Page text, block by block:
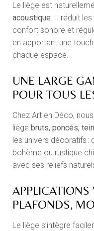
Le liège est
acoustique. Il réduit
confort sonore et
en apportant une
chaque espace.
UNE LARGE
POUR TOUS
Chez Art en Déco,
liège bruts, poncés,
les univers décoratifs :
bohème ou rustique
avec ses reliefs
APPLICATIONS
PLAFONDS,
Le liège s’intègre